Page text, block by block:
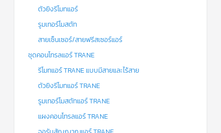
ตัวยิงรีโมทแอร์
รูมเทอร์โมสตัท
สายเซ็นเซอร์/สายฟรีสเซอร์แอร์
ชุดคอนโทรลแอร์ TRANE
รีโมทแอร์ TRANE แบบมีสายและไร้สาย
ตัวยิงรีโมทแอร์ TRANE
รูมเทอร์โมสตัทแอร์ TRANE
แผงคอนโทรลแอร์ TRANE